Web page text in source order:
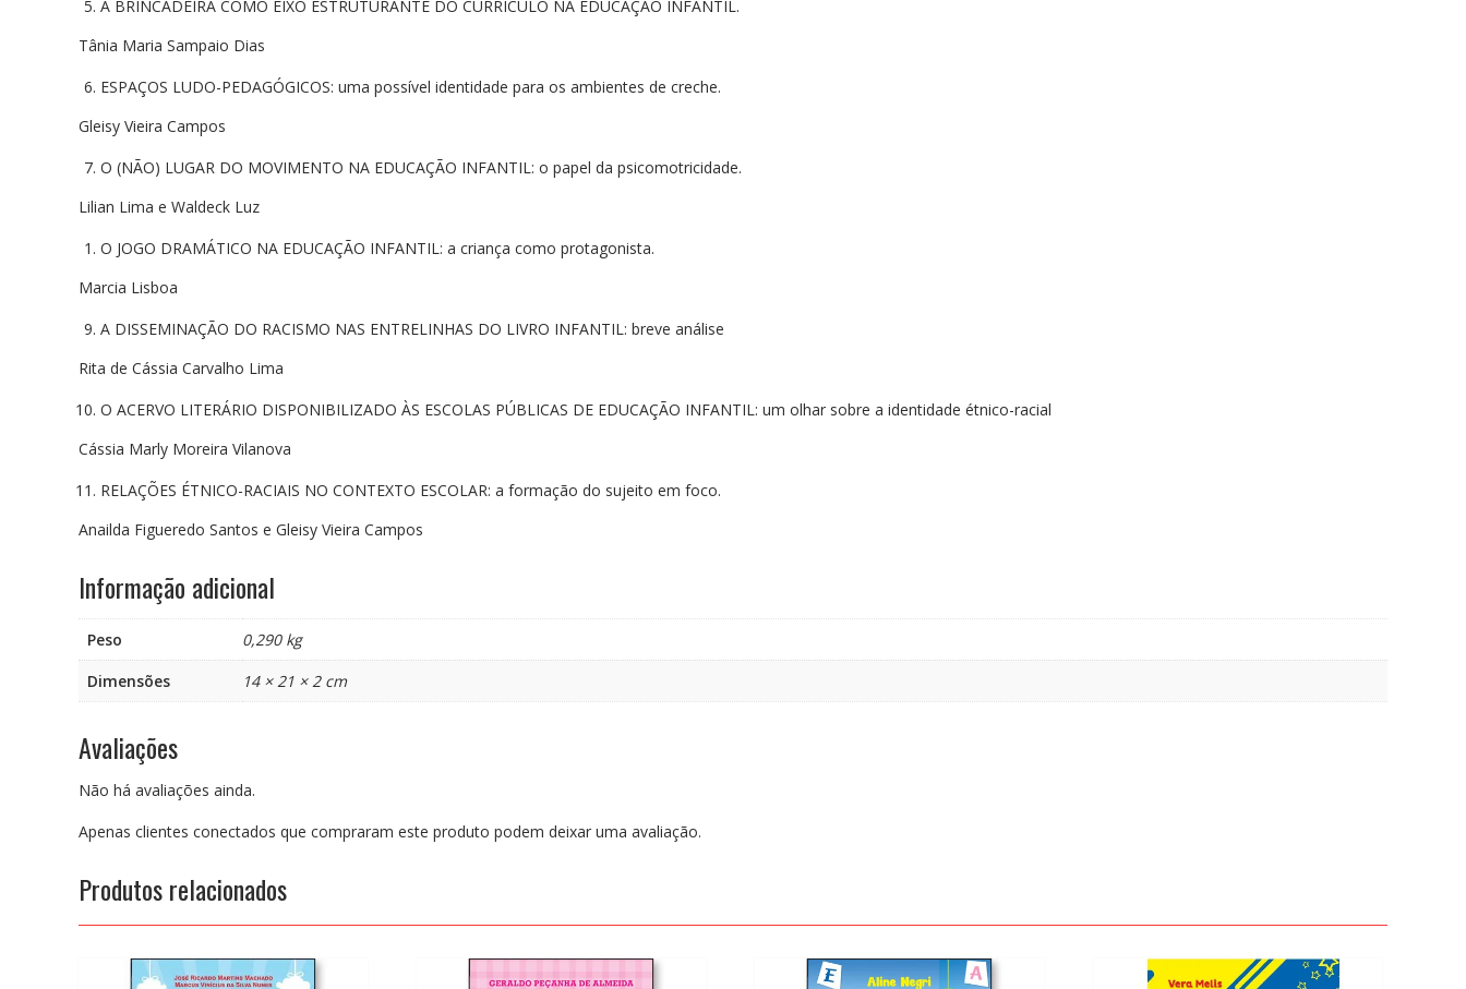
A BRINCADEIRA COMO EIXO ESTRUTURANTE DO CURRÍCULO NA EDUCAÇÃO INFANTIL.
Tânia Maria Sampaio Dias
ESPAÇOS LUDO-PEDAGÓGICOS: uma possível identidade para os ambientes de creche.
Gleisy Vieira Campos
O (NÃO) LUGAR DO MOVIMENTO NA EDUCAÇÃO INFANTIL: o papel da psicomotricidade.
Lilian Lima e Waldeck Luz
O JOGO DRAMÁTICO NA EDUCAÇÃO INFANTIL: a criança como protagonista.
Marcia Lisboa
A DISSEMINAÇÃO DO RACISMO NAS ENTRELINHAS DO LIVRO INFANTIL: breve análise
Rita de Cássia Carvalho Lima
O ACERVO LITERÁRIO DISPONIBILIZADO ÀS ESCOLAS PÚBLICAS DE EDUCAÇÃO INFANTIL: um olhar sobre a identidade étnico-racial
Cássia Marly Moreira Vilanova
RELAÇÕES ÉTNICO-RACIAIS NO CONTEXTO ESCOLAR: a formação do sujeito em foco.
Anailda Figueredo Santos e Gleisy Vieira Campos
Informação adicional
Peso
0,290 kg
Dimensões
14 × 21 × 2 cm
Avaliações
Não há avaliações ainda.
Apenas clientes conectados que compraram este produto podem deixar uma avaliação.
Produtos relacionados